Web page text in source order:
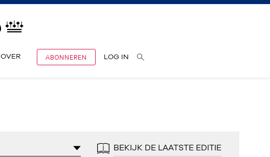
OVER ABONNEREN LOG IN
BEKIJK DE LAATSTE EDITIE